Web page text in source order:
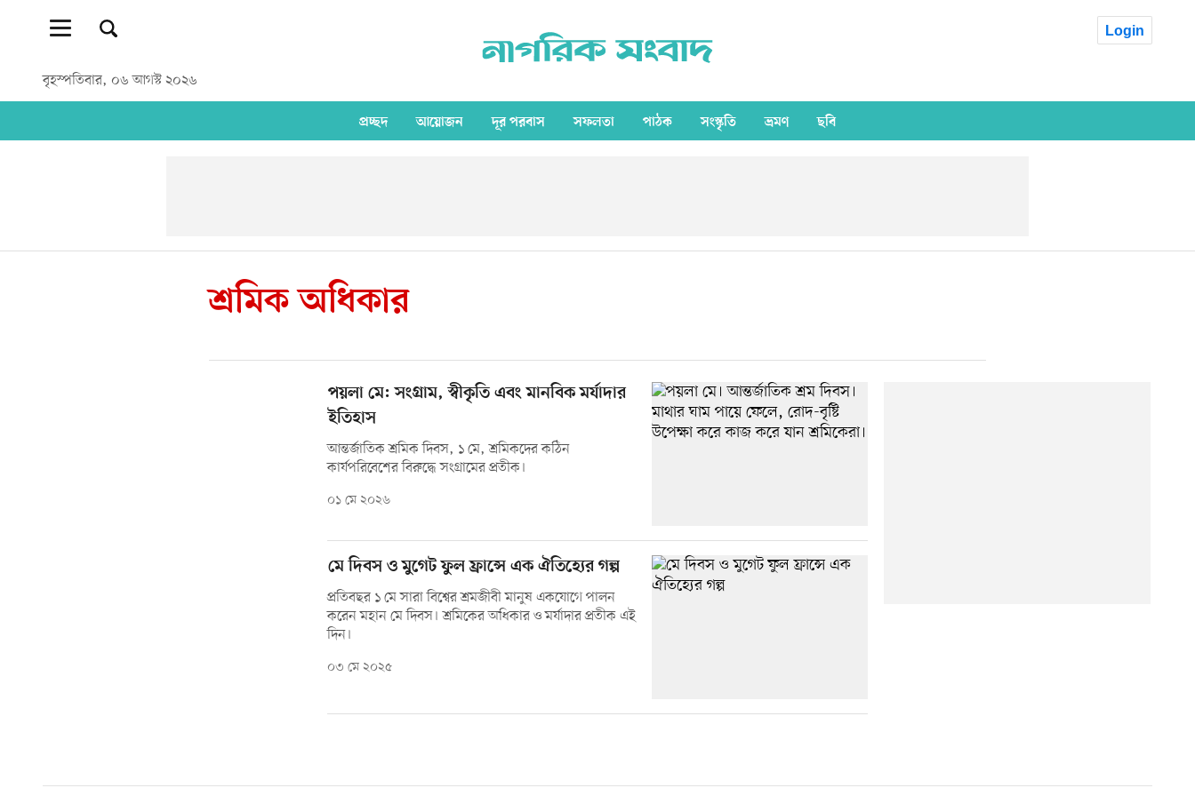
বৃহস্পতিবার, ০৬ আগস্ট ২০২৬
Login
প্রচ্ছদ আয়োজন দূর পরবাস সফলতা পাঠক সংস্কৃতি ভ্রমণ ছবি
শ্রমিক অধিকার
পয়লা মে: সংগ্রাম, স্বীকৃতি এবং মানবিক মর্যাদার
ইতিহাস
আন্তর্জাতিক শ্রমিক দিবস, ১ মে, শ্রমিকদের কঠিন
কার্যপরিবেশের বিরুদ্ধে সংগ্রামের প্রতীক।
০১ মে ২০২৬
মে দিবস ও মুগেট ফুল ফ্রান্সে এক ঐতিহ্যের গল্প
প্রতিবছর ১ মে সারা বিশ্বের শ্রমজীবী মানুষ একযোগে পালন
করেন মহান মে দিবস। শ্রমিকের অধিকার ও মর্যাদার প্রতীক এই
দিন।
০৩ মে ২০২৫